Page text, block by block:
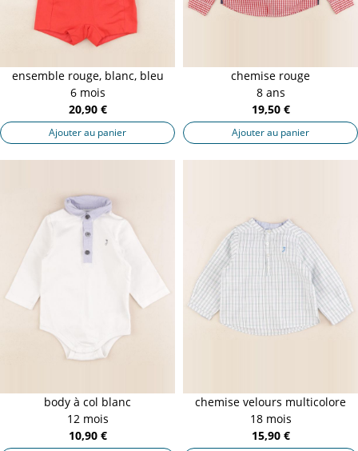
ensemble rouge, blanc, bleu
6 mois
20,90 €
Ajouter au panier
chemise rouge
8 ans
19,50 €
Ajouter au panier
body à col blanc
12 mois
10,90 €
chemise velours multicolore
18 mois
15,90 €